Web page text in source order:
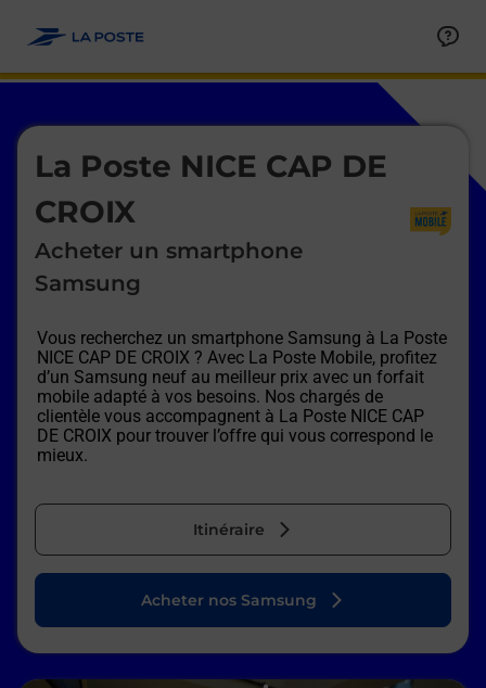
La Poste NICE CAP DE
CROIX
Acheter un smartphone
Samsung
Vous recherchez un smartphone Samsung à La Poste
NICE CAP DE CROIX ? Avec La Poste Mobile, profitez
d’un Samsung neuf au meilleur prix avec un forfait
mobile adapté à vos besoins. Nos chargés de
clientèle vous accompagnent à La Poste NICE CAP
DE CROIX pour trouver l’offre qui vous correspond le
mieux.
Itinéraire
Le lien s'ouvre dans un nouvel onglet
Acheter nos Samsung